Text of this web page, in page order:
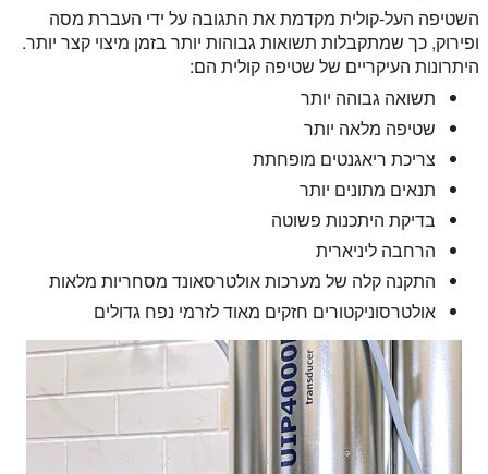
השטיפה העל-קולית מקדמת את התגובה על ידי העברת מסה
ופירוק, כך שמתקבלות תשואות גבוהות יותר בזמן מיצוי קצר יותר.
היתרונות העיקריים של שטיפה קולית הם:
תשואה גבוהה יותר
שטיפה מלאה יותר
צריכת ריאגנטים מופחתת
תנאים מתונים יותר
בדיקת היתכנות פשוטה
הרחבה ליניארית
התקנה קלה של מערכות אולטרסאונד מסחריות מלאות
אולטרסוניקטורים חזקים מאוד לזרמי נפח גדולים